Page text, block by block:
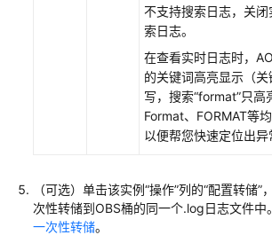
视
频
不支持搜索日志，关
索日志。
在查看实时日志时，
的关键词高亮显示（
写，搜索“format”只高
Format、FORMAT等
以便帮您快速定位出异
（可选）单击该实例“操作”列的“配置转储
次性转储到OBS桶的同一个.log日志文件中
一次性转储。